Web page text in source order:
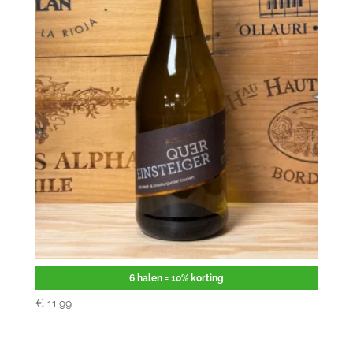
6 halen = 10% korting
Schmitges Quereinsteiger
€11,99